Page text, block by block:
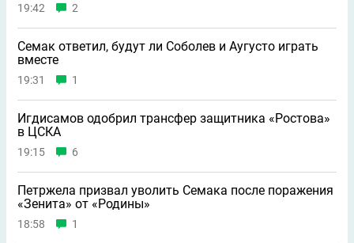
19:42 2
Семак ответил, будут ли Соболев и Аугусто играть
вместе
19:31 1
Игдисамов одобрил трансфер защитника «Ростова»
в ЦСКА
19:15 6
Петржела призвал уволить Семака после поражения
«Зенита» от «Родины»
18:58 1